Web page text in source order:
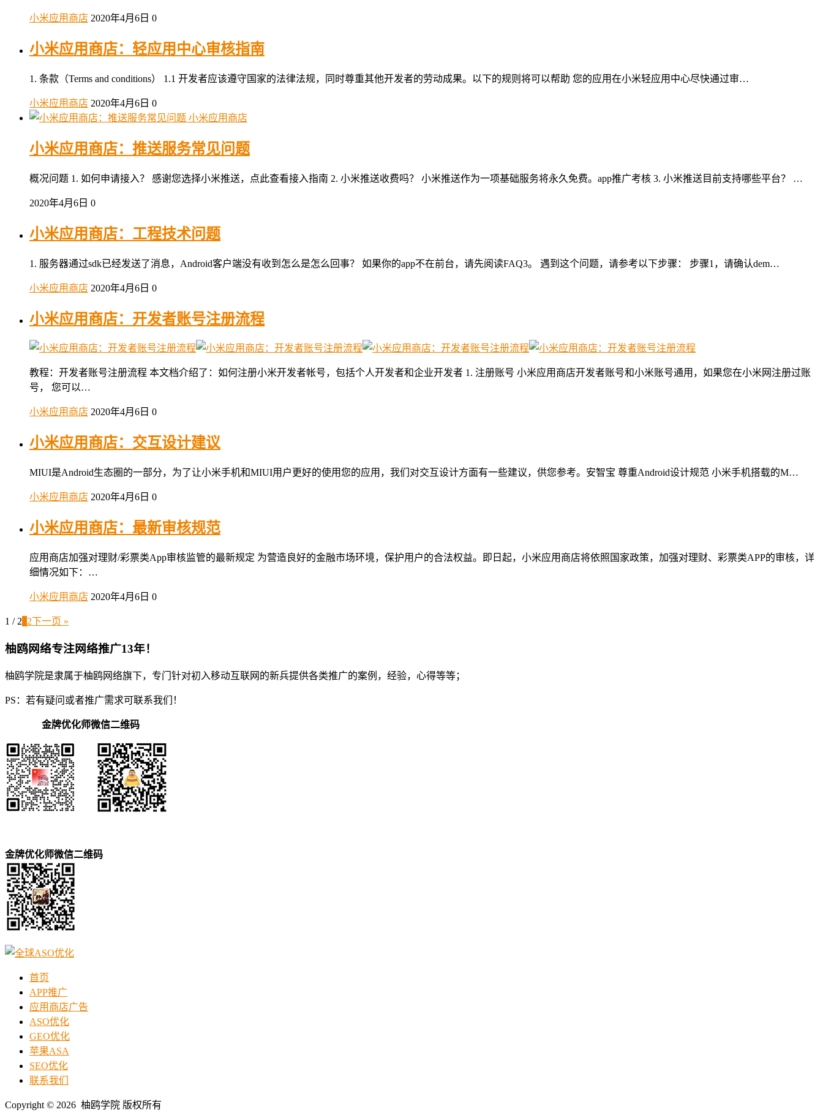
小米应用商店 2020年4月6日 0
小米应用商店：轻应用中心审核指南
1. 条款（Terms and conditions） 1.1 开发者应该遵守国家的法律法规，同时尊重其他开发者的劳动成果。以下的规则将可以帮助 您的应用在小米轻应用中心尽快通过审…
小米应用商店 2020年4月6日 0
小米应用商店
小米应用商店：推送服务常见问题
概况问题 1. 如何申请接入？ 感谢您选择小米推送，点此查看接入指南 2. 小米推送收费吗？ 小米推送作为一项基础服务将永久免费。app推广考核 3. 小米推送目前支持哪些平台？ …
2020年4月6日 0
小米应用商店：工程技术问题
1. 服务器通过sdk已经发送了消息，Android客户端没有收到怎么是怎么回事？ 如果你的app不在前台，请先阅读FAQ3。 遇到这个问题，请参考以下步骤： 步骤1，请确认dem…
小米应用商店 2020年4月6日 0
小米应用商店：开发者账号注册流程
教程：开发者账号注册流程 本文档介绍了：如何注册小米开发者帐号，包括个人开发者和企业开发者 1. 注册账号 小米应用商店开发者账号和小米账号通用，如果您在小米网注册过账
号， 您可以…
小米应用商店 2020年4月6日 0
小米应用商店：交互设计建议
MIUI是Android生态圈的一部分，为了让小米手机和MIUI用户更好的使用您的应用，我们对交互设计方面有一些建议，供您参考。安智宝 尊重Android设计规范 小米手机搭载的M…
小米应用商店 2020年4月6日 0
小米应用商店：最新审核规范
应用商店加强对理财/彩票类App审核监管的最新规定 为营造良好的金融市场环境，保护用户的合法权益。即日起，小米应用商店将依照国家政策，加强对理财、彩票类APP的审核，详
细情况如下：…
小米应用商店 2020年4月6日 0
1 / 2 2下一页 »
柚鸥网络专注网络推广13年！
柚鸥学院是隶属于柚鸥网络旗下，专门针对初入移动互联网的新兵提供各类推广的案例，经验，心得等等；
PS：若有疑问或者推广需求可联系我们！
金牌优化师微信二维码
金牌优化师微信二维码
首页
APP推广
应用商店广告
ASO优化
GEO优化
苹果ASA
SEO优化
联系我们
Copyright © 2026 柚鸥学院 版权所有